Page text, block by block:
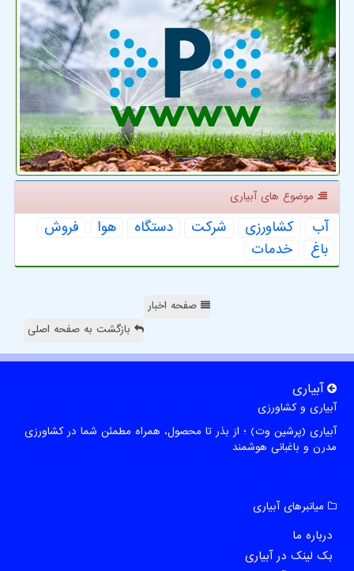
موضوع های آبیاری
آب كشاورزی شركت دستگاه هوا
فروش
باغ
خدمات
صفحه اخبار
بازگشت به صفحه اصلی
آبیاری
آبیاری و کشاورزی
آبیاری (پرشین وت) ؛ از بذر تا محصول، همراه مطمئن شما در کشاورزی
مدرن و باغبانی هوشمند
میانبرهای آبیاری
درباره ما
بک لینک در آبیاری